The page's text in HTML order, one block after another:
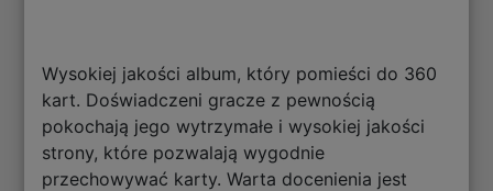
Wysokiej jakości album, który pomieści do 360
kart. Doświadczeni gracze z pewnością
pokochają jego wytrzymałe i wysokiej jakości
strony, które pozwalają wygodnie
przechowywać karty. Warta docenienia jest